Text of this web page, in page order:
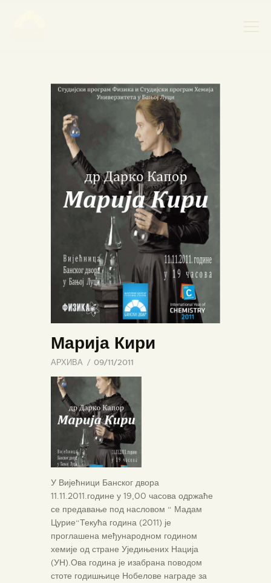
НАСЛОВНА
НОВОСТИ
НАЈАВА ДОГАЂАЈА
БАНСКИ ДВОР
ФОТОГРАФИЈЕ
ВИДЕО
КОНТАКТ
Марија Кири
АРХИВА 09/11/2011
У Вијећници Банског двора
11.11.2011.године у 19,00 часова одржаће
се предавање под насловом “ Мадам
Цурие“Текућа година (2011) је
проглашена међународном годином
хемије од стране Уједињених Нација
(УН).Ова година је изабрана поводом
стоте годишњице Нобелове награде за